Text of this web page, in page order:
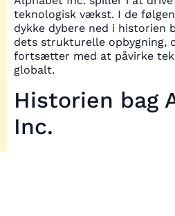
teknologisk vækst. I de
dykke dybere ned i historien
dets strukturelle opbygning,
fortsætter med at påvirke
globalt.
Historien bag
Inc.